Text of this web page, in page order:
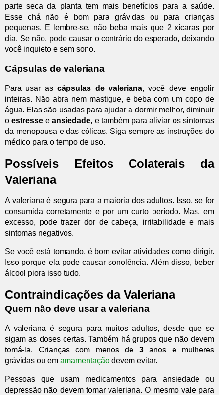
parte seca da planta tem mais benefícios para a saúde.
Esse chá não é bom para grávidas ou para crianças
pequenas. E lembre-se, não beba mais que 2 xícaras por
dia. Se não, pode causar o contrário do esperado, deixando
você inquieto e sem sono.
Cápsulas de valeriana
Para usar ascápsulas de valeriana, você deve engolir
inteiras. Não abra nem mastigue, e beba com um copo de
água. Elas são usadas para ajudar a dormir melhor, diminuir
oestresse eansiedade, e também para aliviar os sintomas
da menopausa e das cólicas. Siga sempre as instruções do
médico para o tempo de uso.
Possíveis Efeitos Colaterais da
Valeriana
A valeriana é segura para a maioria dos adultos. Isso, se for
consumida corretamente e por um curto período. Mas, em
excesso, pode trazer dor de cabeça, irritabilidade e mais
sintomas negativos.
Se você está tomando, é bom evitar atividades como dirigir.
Isso porque ela pode causar sonolência. Além disso, beber
álcool piora isso tudo.
Contraindicações da Valeriana
Quem não deve usar a valeriana
A valeriana é segura para muitos adultos, desde que se
sigam as doses certas. Também há grupos que não devem
tomá-la. Crianças com menos de 3anos e mulheres
grávidas ou em amamentação devem evitar.
Pessoas que usam medicamentos para ansiedade ou
depressão não devem tomar valeriana. O mesmo vale para